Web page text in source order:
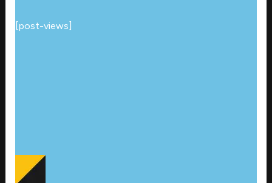
[post-views]